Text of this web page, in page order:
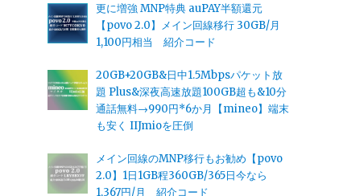
更に増強 MNP特典 auPAY半額還元
【povo 2.0】メイン回線移行 30GB/月
1,100円相当 紹介コード
20GB+20GB&日中1.5Mbpsパケット放
題 Plus&深夜高速放題100GB超も&10分
通話無料→990円*6か月【mineo】端末
も安く IIJmioを圧倒
メイン回線のMNP移行もお勧め【povo
2.0】1日1GB程360GB/365日今なら
1,367円/月 紹介コード